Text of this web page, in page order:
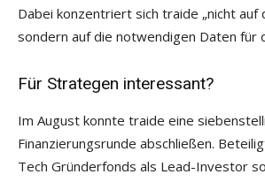
Dabei konzentriert sich traide „nicht auf
sondern auf die notwendigen Daten für
Für Strategen interessant?
Im August konnte traide eine
Finanzierungsrunde abschließen.
Tech Gründerfonds als Lead-Investor